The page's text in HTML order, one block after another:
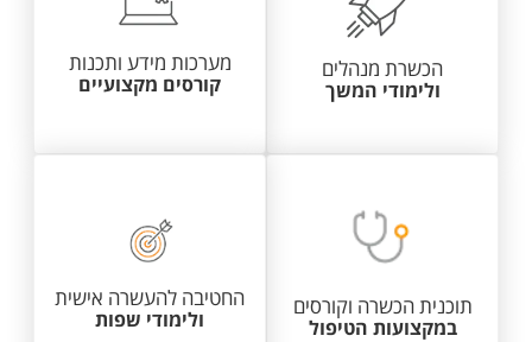
הכשרת מנהלים
ולימודי המשך
מערכות מידע ותכנות
קורסים מקצועיים
תוכנית הכשרה וקורסים
במקצועות הטיפול
החטיבה להעשרה אישית
ולימודי שפות